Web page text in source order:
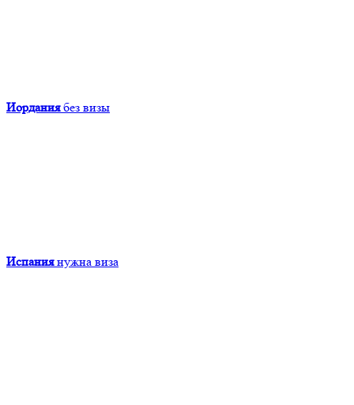
Иордания без визы
Испания нужна виза